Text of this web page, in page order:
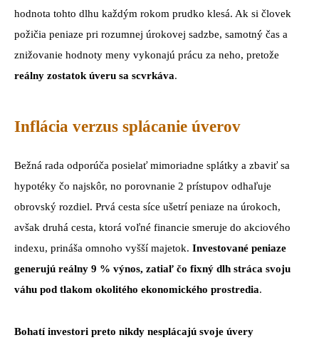
hodnota tohto dlhu každým rokom prudko klesá. Ak si človek
požičia peniaze pri rozumnej úrokovej sadzbe, samotný čas a
znižovanie hodnoty meny vykonajú prácu za neho, pretože
reálny zostatok úveru sa scvrkáva.
Inflácia verzus splácanie úverov
Bežná rada odporúča posielať mimoriadne splátky a zbaviť sa
hypotéky čo najskôr, no porovnanie 2 prístupov odhaľuje
obrovský rozdiel. Prvá cesta síce ušetrí peniaze na úrokoch,
avšak druhá cesta, ktorá voľné financie smeruje do akciového
indexu, prináša omnoho vyšší majetok. Investované peniaze
generujú reálny 9 % výnos, zatiaľ čo fixný dlh stráca svoju
váhu pod tlakom okolitého ekonomického prostredia.
Bohatí investori preto nikdy nesplácajú svoje úvery